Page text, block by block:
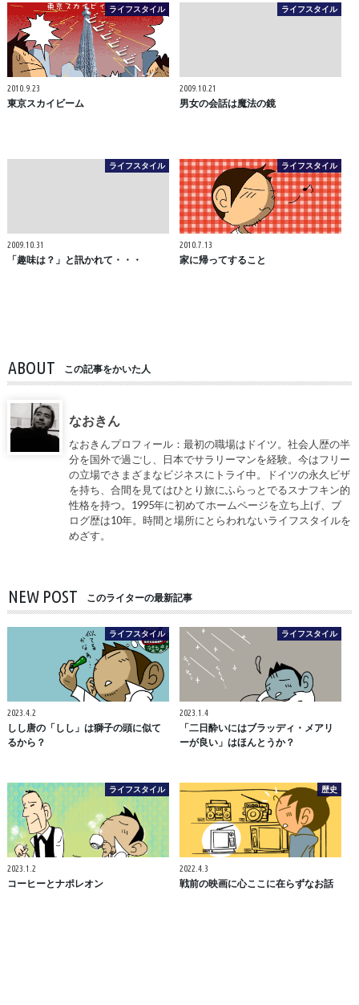
ライフスタイル
2010.9.23
東京スカイビーム
ライフスタイル
2009.10.21
男女の会話は魔法の鏡
ライフスタイル
2009.10.31
「趣味は？」と訊かれて・・・
ライフスタイル
2010.7.13
家に帰ってすること
ABOUT この記事をかいた人
なおきん
なおきんプロフィール：最初の職場はドイツ。社会人歴の半
分を国外で過ごし、日本でサラリーマンを経験。今はフリー
の立場でさまざまなビジネスにトライ中。ドイツの永久ビザ
を持ち、合間を見てはひとり旅にふらっとでるスナフキン的
性格を持つ。1995年に初めてホームページを立ち上げ、ブ
ログ歴は10年。時間と場所にとらわれないライフスタイルを
めざす。
NEW POST このライターの最新記事
ライフスタイル
2023.4.2
しし唐の「しし」は獅子の頭に似て
るから？
ライフスタイル
2023.1.4
「二日酔いにはブラッディ・メアリ
ーが良い」はほんとうか？
ライフスタイル
2023.1.2
コーヒーとナポレオン
歴史
2022.4.3
戦前の映画に心ここに在らずなお話